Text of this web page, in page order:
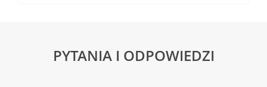
PYTANIA I ODPOWIEDZI